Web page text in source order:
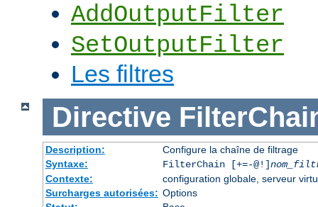
AddOutputFilter
SetOutputFilter
Les filtres
Directive
Description:
Configure la chaîne de filtrage
Syntaxe:
FilterChain [+=-@!]
Contexte:
configuration globale, serveur
Surcharges autorisées: Options